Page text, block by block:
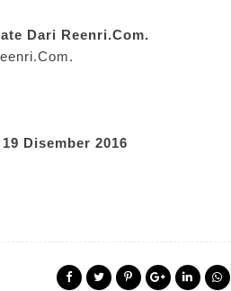
Dari Reenri.Com.
Disember 2016